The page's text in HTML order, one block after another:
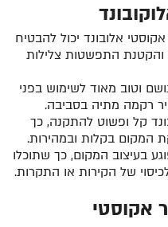
אלובונד יכול להבטיח
והקטנת התפשטות צלילות
וטוב מאוד לשימוש בפני
רקמה מתיה בסביבה.
קל ופשוט להתקנה, כך
המקום בקלות ובמהירות.
בעיצוב המקום, כך שתוכלו
של הקירות או התקרות.
אקוסטי